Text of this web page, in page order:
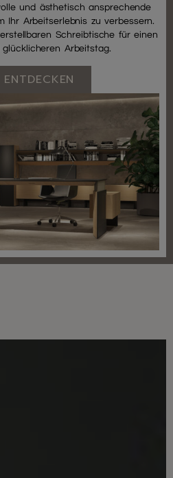
und ästhetisch ansprechende
Ihr Arbeitserlebnis zu verbessern.
Schreibtische für einen
Arbeitstag.